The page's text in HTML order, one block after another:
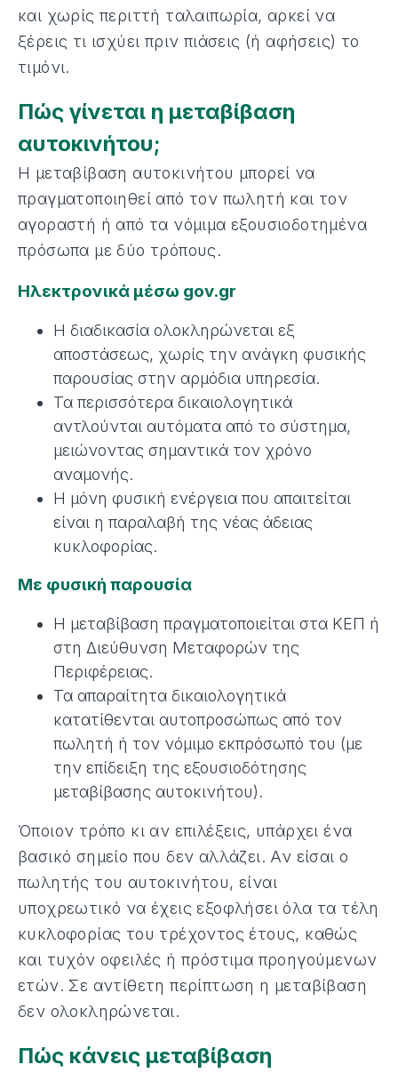
και χωρίς περιττή ταλαιπωρία, αρκεί να
ξέρεις τι ισχύει πριν πιάσεις (ή αφήσεις) το
τιμόνι.
Πώς γίνεται η μεταβίβαση
αυτοκινήτου;
Η μεταβίβαση αυτοκινήτου μπορεί να
πραγματοποιηθεί από τον πωλητή και τον
αγοραστή ή από τα νόμιμα εξουσιοδοτημένα
πρόσωπα με δύο τρόπους.
Ηλεκτρονικά μέσω gov.gr
Η διαδικασία ολοκληρώνεται εξ
αποστάσεως, χωρίς την ανάγκη φυσικής
παρουσίας στην αρμόδια υπηρεσία.
Τα περισσότερα δικαιολογητικά
αντλούνται αυτόματα από το σύστημα,
μειώνοντας σημαντικά τον χρόνο
αναμονής.
Η μόνη φυσική ενέργεια που απαιτείται
είναι η παραλαβή της νέας άδειας
κυκλοφορίας.
Με φυσική παρουσία
Η μεταβίβαση πραγματοποιείται στα ΚΕΠ ή
στη Διεύθυνση Μεταφορών της
Περιφέρειας.
Τα απαραίτητα δικαιολογητικά
κατατίθενται αυτοπροσώπως από τον
πωλητή ή τον νόμιμο εκπρόσωπό του (με
την επίδειξη της εξουσιοδότησης
μεταβίβασης αυτοκινήτου).
Όποιον τρόπο κι αν επιλέξεις, υπάρχει ένα
βασικό σημείο που δεν αλλάζει. Αν είσαι ο
πωλητής του αυτοκινήτου, είναι
υποχρεωτικό να έχεις εξοφλήσει όλα τα τέλη
κυκλοφορίας του τρέχοντος έτους, καθώς
και τυχόν οφειλές ή πρόστιμα προηγούμενων
ετών. Σε αντίθετη περίπτωση η μεταβίβαση
δεν ολοκληρώνεται.
Πώς κάνεις μεταβίβαση